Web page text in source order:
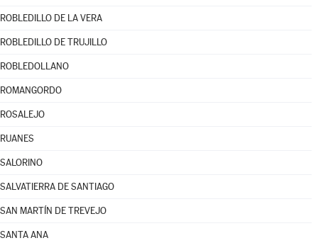
ROBLEDILLO DE LA VERA
ROBLEDILLO DE TRUJILLO
ROBLEDOLLANO
ROMANGORDO
ROSALEJO
RUANES
SALORINO
SALVATIERRA DE SANTIAGO
SAN MARTÍN DE TREVEJO
SANTA ANA